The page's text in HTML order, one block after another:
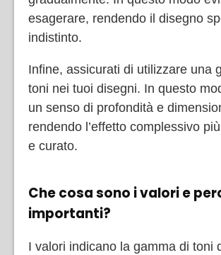
esagerare, rendendo il disegno
indistinto.
Infine, assicurati di utilizzare una
toni nei tuoi disegni. In questo
un senso di profondità e
rendendo l’effetto complessivo
e curato.
Che cosa sono i valori e
importanti?
I valori indicano la gamma di toni